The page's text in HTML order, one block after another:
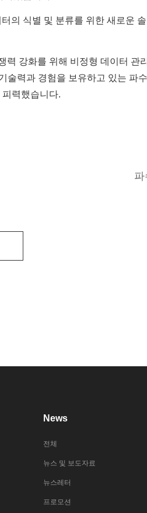
의 식별 및 분류를 위한 새로운
강화를 위해 비정형 데이터 관
술력과 경험을 보유하고 있는 파
력했습니다.
News
전체
뉴스 및 보도자료
뉴스레터
프로모션